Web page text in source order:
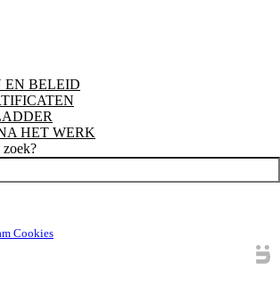
EN BELEID
HET WERK
zoek?
Cookies